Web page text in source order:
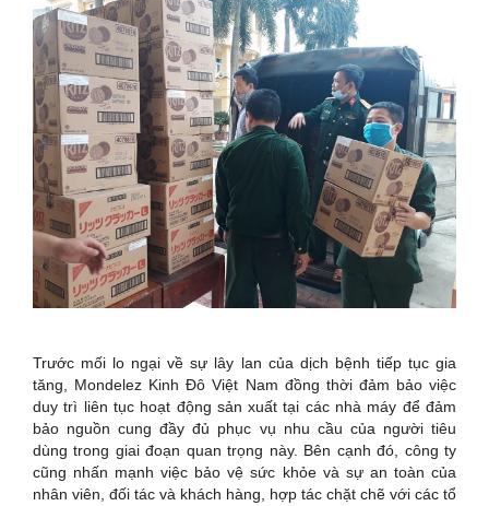
Trước mối lo ngại về sự lây lan của dịch bệnh tiếp tục gia
tăng, Mondelez Kinh Đô Việt Nam đồng thời đảm bảo việc
duy trì liên tục hoạt động sản xuất tại các nhà máy để đảm
bảo nguồn cung đầy đủ phục vụ nhu cầu của người tiêu
dùng trong giai đoạn quan trọng này. Bên cạnh đó, công ty
cũng nhấn mạnh việc bảo vệ sức khỏe và sự an toàn của
nhân viên, đối tác và khách hàng, hợp tác chặt chẽ với các tổ